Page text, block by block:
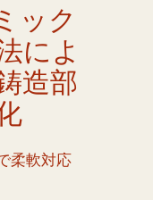
ック
によ
造部
柔軟対応